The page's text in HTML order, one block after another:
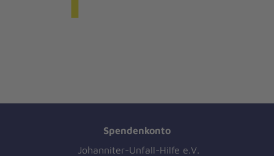
Spendenkonto
Johanniter-Unfall-Hilfe e.V.